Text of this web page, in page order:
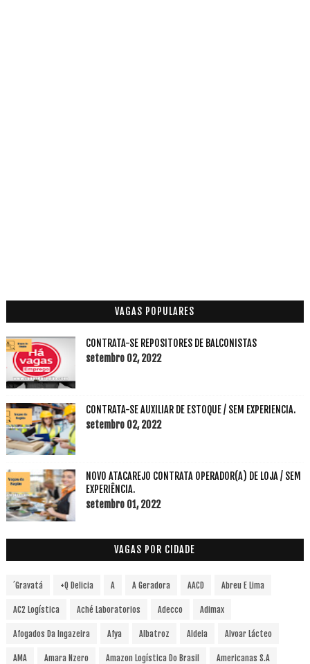
VAGAS POPULARES
CONTRATA-SE REPOSITORES DE BALCONISTAS
setembro 02, 2022
CONTRATA-SE AUXILIAR DE ESTOQUE / SEM EXPERIENCIA.
setembro 02, 2022
NOVO ATACAREJO CONTRATA OPERADOR(A) DE LOJA / SEM
EXPERIÊNCIA.
setembro 01, 2022
VAGAS POR CIDADE
´Gravatá +Q Delicia A A Geradora AACD Abreu E Lima
AC2 Logística Aché Laboratorios Adecco Adimax
Afogados Da Ingazeira Afya Albatroz Aldeia Alvoar Lácteo
AMA Amara Nzero Amazon Logística Do Brasil Americanas S.A